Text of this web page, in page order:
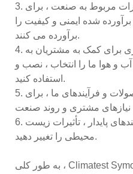
3. با توجه به استانداردها و مقررات مربوط به صنعت ، برای
شده ایمنی و کیفیت را
برآورده می کنند.
4. پیشبرد خدمات عالی مشتری برای کمک به مشتریان به
و هوا ما را انتخاب ، نصب و
استفاده کنید.
5. به طور مداوم بهبود محصولات و فرآیندهای ما ، برای
6. با استفاده از مواد و فرآیندهای پایدار ، تأثیرات زیست
محیطی را تغییر دهید.
به طور کلی ، Climatest Symor® - یک تولید کننده اتاق تست